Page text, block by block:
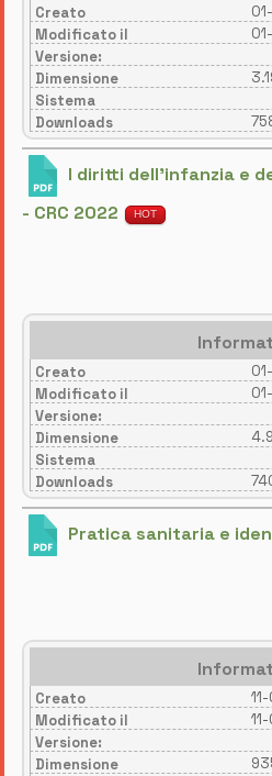
Creato
Modificato il
Versione:
Dimensione
Sistema
Downloads
I diritti dell'infanzia e
- CRC 2022
HOT
Creato
Modificato il
Versione:
Dimensione
Sistema
Downloads
Pratica sanitaria e
Creato
Modificato il
Versione:
Dimensione